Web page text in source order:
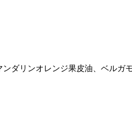
ダリンオレンジ果皮油、ベルガ